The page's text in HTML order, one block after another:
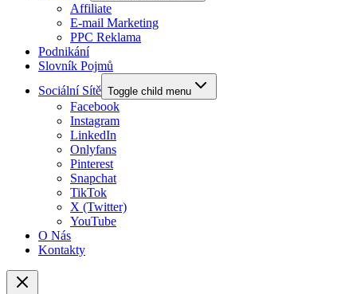
Affiliate
E-mail Marketing
PPC Reklama
Podnikání
Slovník Pojmů
Sociální Sítě Toggle child menu
Facebook
Instagram
LinkedIn
Onlyfans
Pinterest
Snapchat
TikTok
X (Twitter)
YouTube
O Nás
Kontakty